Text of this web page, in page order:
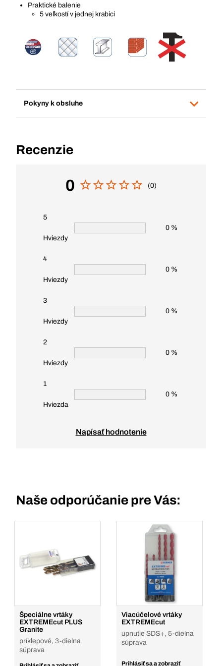
Praktické balenie
5 veľkostí v jednej krabici
Pokyny k obsluhe
Recenzie
0 (0)
5
Hviezdy
0 %
4
Hviezdy
0 %
3
Hviezdy
0 %
2
Hviezdy
0 %
1
Hviezda
0 %
Napísať hodnotenie
Naše odporúčanie pre Vás:
Špeciálne vrtáky
EXTREMEcut PLUS
Granite
príklepové, 3-dielna
súprava
Viacúčelové vrtáky
EXTREMEcut
upnutie SDS+, 5-dielna
súprava
Prihlásiť sa a zobraziť